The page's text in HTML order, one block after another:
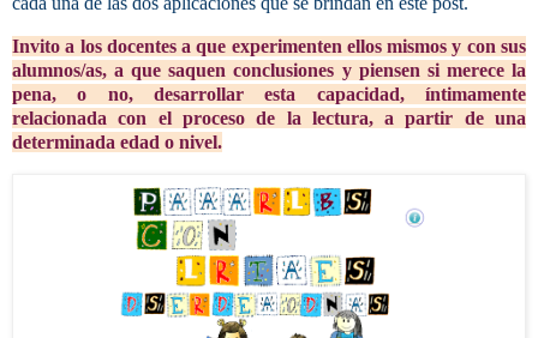
Invito a los docentes a que experimenten ellos mismos y con sus
alumnos/as, a que saquen conclusiones y piensen si merece la
pena, o no, desarrollar esta capacidad, íntimamente
relacionada con el proceso de la lectura, a partir de una
determinada edad o nivel.